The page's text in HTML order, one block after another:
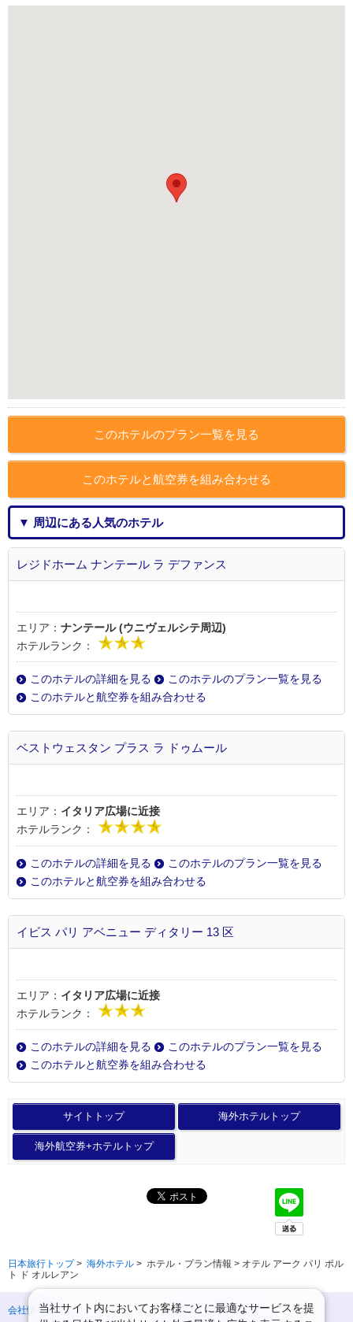
このホテルのプラン一覧を見る
このホテルと航空券を組み合わせる
▼ 周辺にある人気のホテル
レジドホーム ナンテール ラ デファンス
エリア： ナンテール (ウニヴェルシテ周辺)
ホテルランク：
このホテルの詳細を見る
このホテルのプラン一覧を見る
このホテルと航空券を組み合わせる
ベストウェスタン プラス ラ ドゥムール
エリア： イタリア広場に近接
ホテルランク：
このホテルの詳細を見る
このホテルのプラン一覧を見る
このホテルと航空券を組み合わせる
イビス パリ アベニュー ディタリー 13 区
エリア： イタリア広場に近接
ホテルランク：
このホテルの詳細を見る
このホテルのプラン一覧を見る
このホテルと航空券を組み合わせる
サイトトップ 海外ホテルトップ
海外航空券+ホテルトップ
日本旅行トップ> 海外ホテル > ホテル・プラン情報 > オテル アーク パリ ポル
ト ド オルレアン
会社情報 プライバシーポリシー
当社サイト内においてお客様ごとに最適なサービスを提